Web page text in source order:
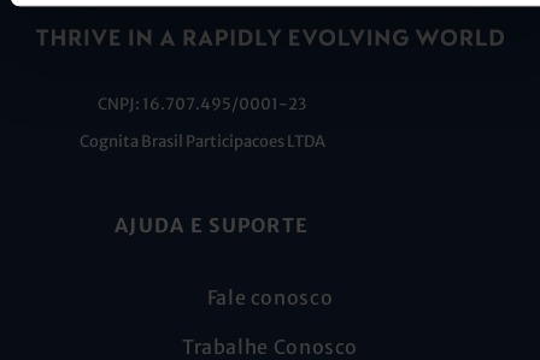
CNPJ: 16.707.495/0001-23
Cognita Brasil Participacoes LTDA
AJUDA E SUPORTE
Fale conosco
Trabalhe Conosco